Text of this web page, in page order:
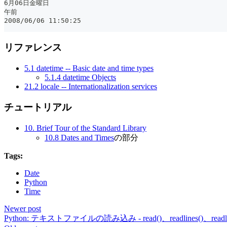
6月06日金曜日
午前
2008/06/06 11:50:25
リファレンス
5.1 datetime -- Basic date and time types
5.1.4 datetime Objects
21.2 locale -- Internationalization services
チュートリアル
10. Brief Tour of the Standard Library
10.8 Dates and Timesの部分
Tags:
Date
Python
Time
Newer post
Python: テキストファイルの読み込み - read()、readlines()、